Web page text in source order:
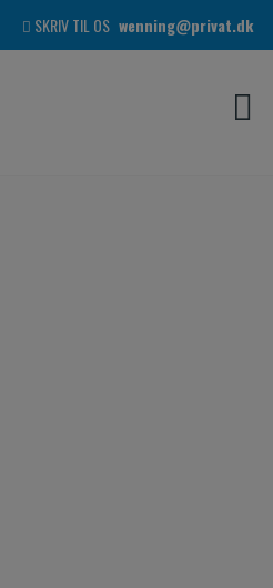
SKRIV TIL OS wenning@privat.dk